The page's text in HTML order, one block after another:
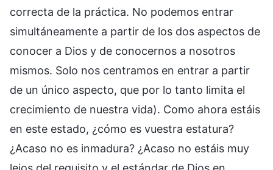
correcta de la práctica. No podemos entrar
simultáneamente a partir de los dos aspectos de
conocer a Dios y de conocernos a nosotros
mismos. Solo nos centramos en entrar a partir
de un único aspecto, que por lo tanto limita el
crecimiento de nuestra vida). Como ahora estáis
en este estado, ¿cómo es vuestra estatura?
¿Acaso no es inmadura? ¿Acaso no estáis muy